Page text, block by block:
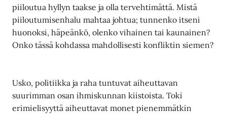
piiloutua hyllyn taakse ja olla tervehtimättä. Mistä
piiloutumisenhalu mahtaa johtua; tunnenko itseni
huonoksi, häpeänkö, olenko vihainen tai kaunainen?
Onko tässä kohdassa mahdollisesti konfliktin siemen?
Usko, politiikka ja raha tuntuvat aiheuttavan
suurimman osan ihmiskunnan kiistoista. Toki
erimielisyyttä aiheuttavat monet pienemmätkin